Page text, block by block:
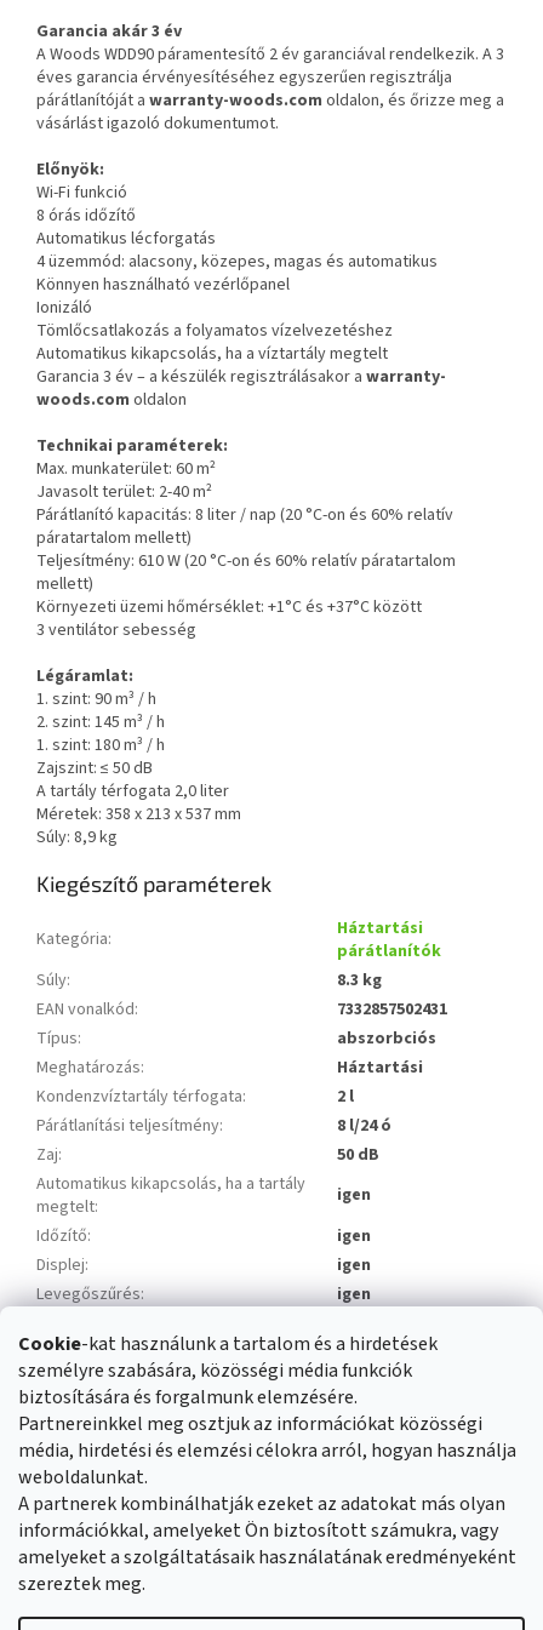
Cookie-kat használunk a tartalom és a hirdetések
személyre szabására, közösségi média funkciók
biztosítására és forgalmunk elemzésére.
Partnereinkkel meg osztjuk az információkat közösségi
média, hirdetési és elemzési célokra arról, hogyan használja
weboldalunkat.
A partnerek kombinálhatják ezeket az adatokat más olyan
információkkal, amelyeket Ön biztosított számukra, vagy
amelyeket a szolgáltatásaik használatának eredményeként
szereztek meg.
Garancia akár 3 év
A Woods WDD90 páramentesítő 2 év garanciával rendelkezik. A 3
éves garancia érvényesítéséhez egyszerűen regisztrálja
párátlanítóját a warranty-woods.com oldalon, és őrizze meg a
vásárlást igazoló dokumentumot.
Előnyök:
Wi-Fi funkció
8 órás időzítő
Automatikus lécforgatás
4 üzemmód: alacsony, közepes, magas és automatikus
Könnyen használható vezérlőpanel
Ionizáló
Tömlőcsatlakozás a folyamatos vízelvezetéshez
Automatikus kikapcsolás, ha a víztartály megtelt
Garancia 3 év – a készülék regisztrálásakor a warranty-
woods.com oldalon
Technikai paraméterek:
Max. munkaterület: 60 m²
Javasolt terület: 2-40 m²
Párátlanító kapacitás: 8 liter / nap (20 °C-on és 60% relatív
páratartalom mellett)
Teljesítmény: 610 W (20 °C-on és 60% relatív páratartalom
mellett)
Környezeti üzemi hőmérséklet: +1°C és +37°C között
3 ventilátor sebesség
Légáramlat:
1. szint: 90 m³ / h
2. szint: 145 m³ / h
1. szint: 180 m³ / h
Zajszint: ≤ 50 dB
A tartály térfogata 2,0 liter
Méretek: 358 x 213 x 537 mm
Súly: 8,9 kg
Kiegészítő paraméterek
Kategória:
Háztartási
párátlanítók
Súly:
8.3 kg
EAN vonalkód:
7332857502431
Típus:
abszorbciós
Meghatározás:
Háztartási
Kondenzvíztartály térfogata:
2 l
Párátlanítási teljesítmény:
8 l/24 ó
Zaj:
50 dB
Automatikus kikapcsolás, ha a tartály
megtelt:
igen
Időzítő:
igen
Displej:
igen
Levegőszűrés:
igen
Ruhaszárítási mód:
igen
Súly: 8,3 kg
Üzleti feltételek
Általános adatvédelmi szabályozás
Cookies Kapcsolat